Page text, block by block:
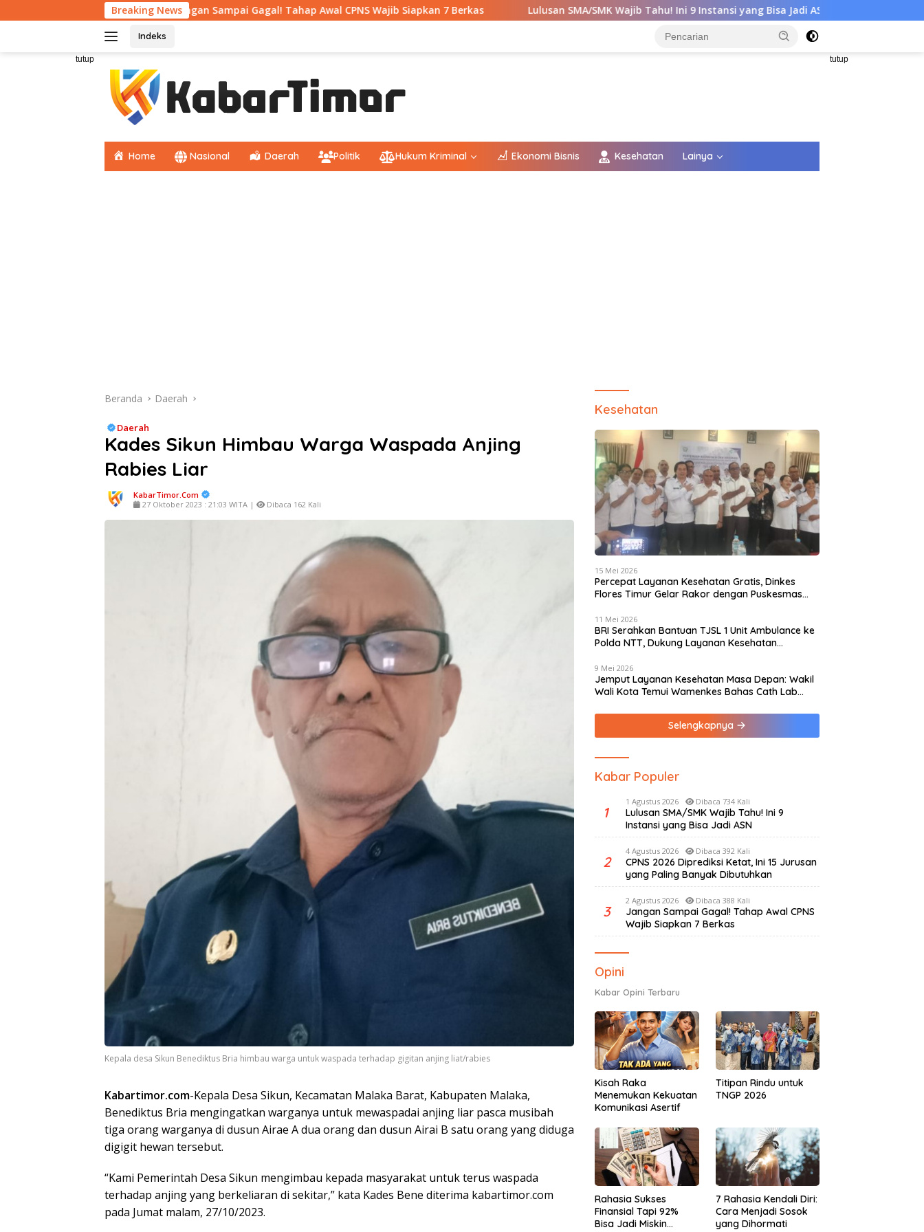
ke
Breaking News
Jangan Sampai Gagal! Tahap Awal CPNS Wajib Siapkan 7 Berkas Lulusan SMA/SMK Wajib Tahu! Ini 9 Instansi yang Bisa Jadi ASN Mimpi Jadi ASN? Lulusan
Indeks
tutup tutup
Home Nasional Daerah Politik Hukum Kriminal Ekonomi Bisnis Kesehatan Lainya
Beranda Daerah
Daerah
Kades Sikun Himbau Warga Waspada Anjing
Rabies Liar
KabarTimor.com
27 Oktober 2023 : 21:03 WITA |
Dibaca 162 Kali
Kepala desa Sikun Benediktus Bria himbau warga untuk waspada terhadap gigitan anjing liat/rabies
Kabartimor.com-Kepala Desa Sikun, Kecamatan Malaka Barat, Kabupaten Malaka,
Benediktus Bria mengingatkan warganya untuk mewaspadai anjing liar pasca musibah
tiga orang warganya di dusun Airae A dua orang dan dusun Airai B satu orang yang diduga
digigit hewan tersebut.
“Kami Pemerintah Desa Sikun mengimbau kepada masyarakat untuk terus waspada
terhadap anjing yang berkeliaran di sekitar,” kata Kades Bene diterima kabartimor.com
pada Jumat malam, 27/10/2023.
Kesehatan
15 Mei 2026
Percepat Layanan Kesehatan Gratis, Dinkes
Flores Timur Gelar Rakor dengan Puskesmas
11 Mei 2026
BRI Serahkan Bantuan TJSL 1 Unit Ambulance ke
Polda NTT, Dukung Layanan Kesehatan
9 Mei 2026
Jemput Layanan Kesehatan Masa Depan: Wakil
Wali Kota Temui Wamenkes Bahas Cath Lab
Selengkapnya
Kabar Populer
1
1 Agustus 2026 Dibaca 734 Kali
Lulusan SMA/SMK Wajib Tahu! Ini 9
Instansi yang Bisa Jadi ASN
2
4 Agustus 2026 Dibaca 392 Kali
CPNS 2026 Diprediksi Ketat, Ini 15 Jurusan
yang Paling Banyak Dibutuhkan
3
2 Agustus 2026 Dibaca 388 Kali
Jangan Sampai Gagal! Tahap Awal CPNS
Wajib Siapkan 7 Berkas
Opini
Kabar Opini Terbaru
Kisah Raka
Menemukan Kekuatan
Komunikasi Asertif
Titipan Rindu untuk
TNGP 2026
Rahasia Sukses
Finansial Tapi 92%
Bisa Jadi Miskin
7 Rahasia Kendali Diri:
Cara Menjadi Sosok
yang Dihormati